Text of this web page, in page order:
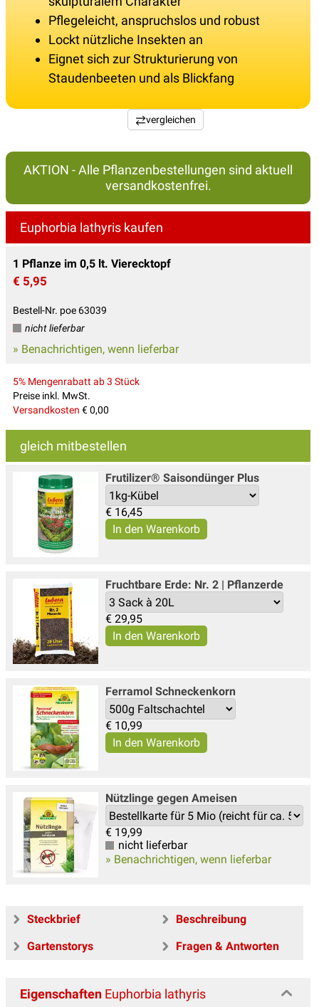
Pflegeleicht, anspruchslos und robust
Lockt nützliche Insekten an
Eignet sich zur Strukturierung von
Staudenbeeten und als Blickfang
vergleichen
AKTION - Alle Pflanzenbestellungen sind aktuell
versandkostenfrei.
Euphorbia lathyris kaufen
1 Pflanze im 0,5 lt. Vierecktopf
€ 5,95
Bestell-Nr. poe 63039
nicht lieferbar
» Benachrichtigen, wenn lieferbar
5% Mengenrabatt ab 3 Stück
Preise inkl. MwSt.
Versandkosten € 0,00
gleich mitbestellen
Frutilizer® Saisondünger Plus
€ 16,45
Fruchtbare Erde: Nr. 2 | Pflanzerde
€ 29,95
Ferramol Schneckenkorn
€ 10,99
Nützlinge gegen Ameisen
€ 19,99
nicht lieferbar
» Benachrichtigen, wenn lieferbar
Steckbrief
Beschreibung
Gartenstorys
Fragen & Antworten
Eigenschaften Euphorbia lathyris